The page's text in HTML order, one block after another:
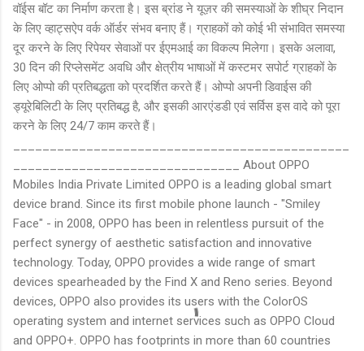
वॉईस बॉट का निर्माण करता है। इस ब्रांड ने यूज़र की समस्याओं के शीघ्र निदान
के लिए व्हाट्सऐप वर्क ऑर्डर संभव बनाए हैं। ग्राहकों को कोई भी संभावित समस्या
दूर करने के लिए रिपेयर सेवाओं पर ईएमआई का विकल्प मिलेगा। इसके अलावा,
30 दिन की रिप्लेसमेंट अवधि और क्षेत्रीय भाषाओं में कस्टमर सपोर्ट ग्राहकों के
लिए ओप्पो की प्रतिबद्धता को प्रदर्शित करते हैं। ओप्पो अपनी डिवाईस की
ड्यूरेबिलिटी के लिए प्रतिबद्ध है, और इसकी आरएंडडी एवं सर्विस इस वादे को पूरा
करने के लिए 24/7 काम करते हैं।
_______________________________ About OPPO
Mobiles India Private Limited OPPO is a leading global smart
device brand. Since its first mobile phone launch - "Smiley
Face" - in 2008, OPPO has been in relentless pursuit of the
perfect synergy of aesthetic satisfaction and innovative
technology. Today, OPPO provides a wide range of smart
devices spearheaded by the Find X and Reno series. Beyond
devices, OPPO also provides its users with the ColorOS
operating system and internet services such as OPPO Cloud
and OPPO+. OPPO has footprints in more than 60 countries